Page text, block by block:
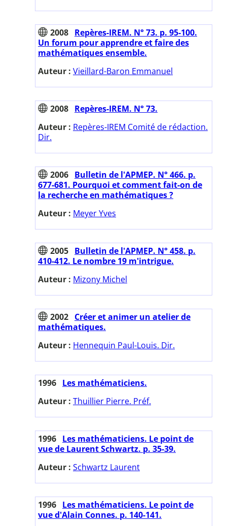
2008 Repères-IREM. N° 73. p. 95-100.
Un forum pour apprendre et faire des
mathématiques ensemble.
Auteur : Vieillard-Baron Emmanuel
2008 Repères-IREM. N° 73.
Auteur : Repères-IREM Comité de rédaction.
Dir.
2006 Bulletin de l'APMEP. N° 466. p.
677-681. Pourquoi et comment fait-on de
la recherche en mathématiques ?
Auteur : Meyer Yves
2005 Bulletin de l'APMEP. N° 458. p.
410-412. Le nombre 19 m'intrigue.
Auteur : Mizony Michel
2002 Créer et animer un atelier de
mathématiques.
Auteur : Hennequin Paul-Louis. Dir.
1996 Les mathématiciens.
Auteur : Thuillier Pierre. Préf.
1996 Les mathématiciens. Le point de
vue de Laurent Schwartz. p. 35-39.
Auteur : Schwartz Laurent
1996 Les mathématiciens. Le point de
vue d'Alain Connes. p. 140-141.